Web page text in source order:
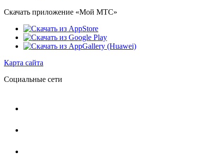
Скачать приложение «Мой МТС»
Карта сайта
Социальные сети